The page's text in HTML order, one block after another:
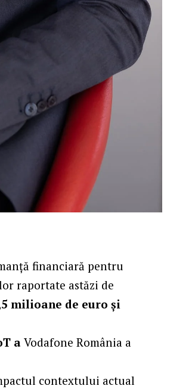
financiară pentru
raportate astăzi de
milioane de euro și
aVodafone România a
contextului actual